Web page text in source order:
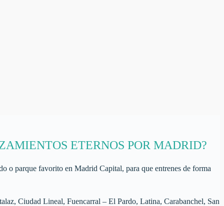
ETERNOS POR MADRID?
o parque favorito en Madrid Capital, para que entrenes de forma
Ciudad Lineal, Fuencarral – El Pardo, Latina, Carabanchel, San